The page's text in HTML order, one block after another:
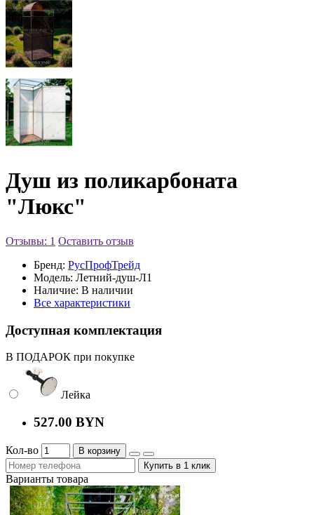
Душ из поликарбоната
"Люкс"
Отзывы: 1 Оставить отзыв
Бренд: РусПрофТрейд
Модель: Летний-душ-Л1
Наличие: В наличии
Все характеристики
Доступная комплектация
В ПОДАРОК при покупке
Лейка
527.00 BYN
Кол-во
В корзину
Купить в 1 клик
Варианты товара